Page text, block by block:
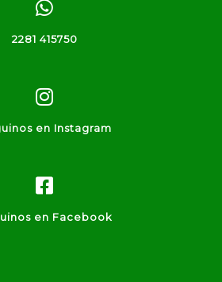
2281 415750
en Instagram
en Facebook